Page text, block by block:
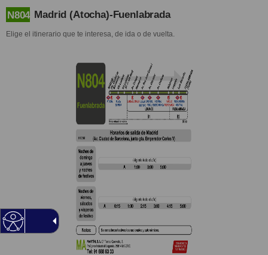
N804 Madrid (Atocha)-Fuenlabrada
Elige el itinerario que te interesa, de ida o de vuelta.